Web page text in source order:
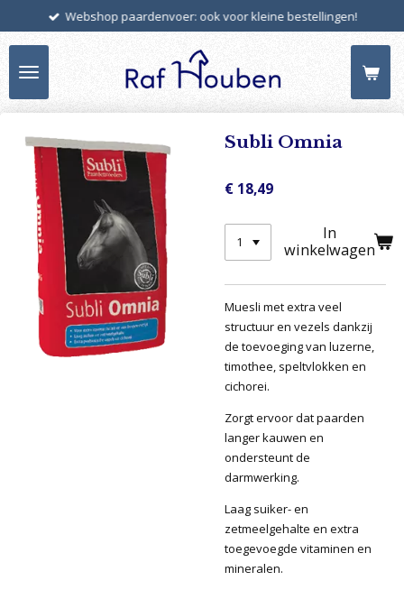
de
hoofdinhoud
Webshop paardenvoer: ook voor kleine bestellingen!
Subli Omnia
€ 18,49
In
winkelwagen
Muesli met extra veel
structuur en vezels dankzij
de toevoeging van luzerne,
timothee, speltvlokken en
cichorei.
Zorgt ervoor dat paarden
langer kauwen en
ondersteunt de
darmwerking.
Laag suiker- en
zetmeelgehalte en extra
toegevoegde vitaminen en
mineralen.